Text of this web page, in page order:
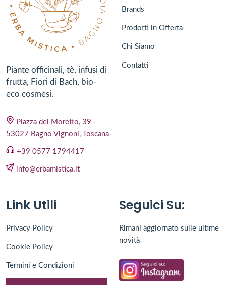
Piante officinali, tè, infusi di
frutta, Fiori di Bach, bio-
eco cosmesi.
Piazza del Moretto, 39 -
53027 Bagno Vignoni, Toscana
+39 0577 1794417
info@erbamistica.it
Brands
Prodotti in Offerta
Chi Siamo
Contatti
Link Utili
Privacy Policy
Cookie Policy
Termini e Condizioni
Seguici Su:
Rimani aggiornato sulle ultime
novità